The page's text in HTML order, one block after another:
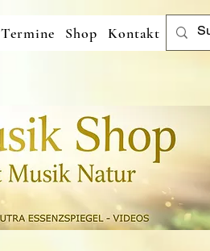
Termine Shop Kontakt